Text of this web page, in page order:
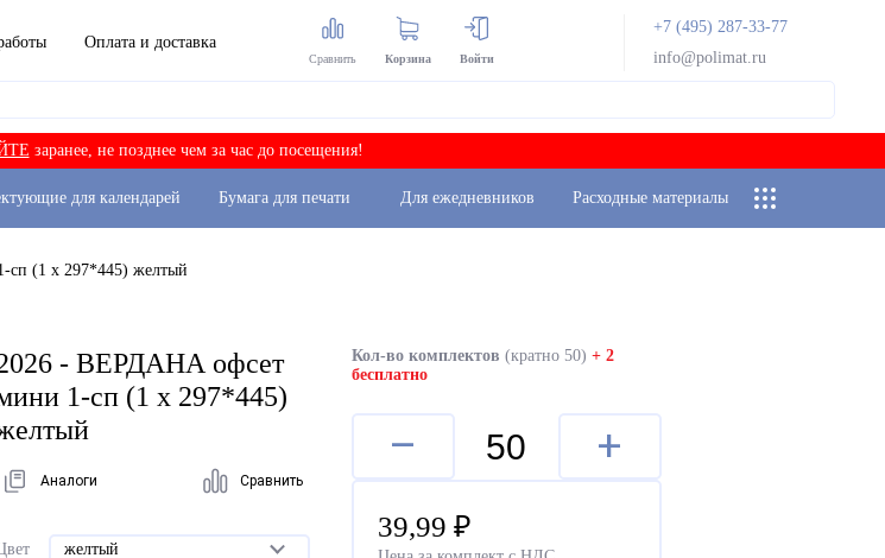
Оплата и доставка
Сравнить Корзина Войти
+7 (495) 287-33-77
info@polimat.ru
заранее, не позднее чем за час до посещения!
для календарей Бумага для печати Для ежедневников Расходные материалы
(1 х 297*445) желтый
- ВЕРДАНА офсет
1-сп (1 х 297*445)
Аналоги Сравнить
желтый
Кол-во комплектов (кратно 50) + 2
бесплатно
– +
39,99 ₽